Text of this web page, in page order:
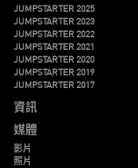
JUMPSTARTER 2025
JUMPSTARTER 2023
JUMPSTARTER 2022
JUMPSTARTER 2021
JUMPSTARTER 2020
JUMPSTARTER 2019
JUMPSTARTER 2017
資訊
媒體
影片
照片